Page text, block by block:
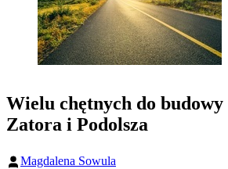
Wielu chętnych do
Zatora i Podolsza
Magdalena Sowula